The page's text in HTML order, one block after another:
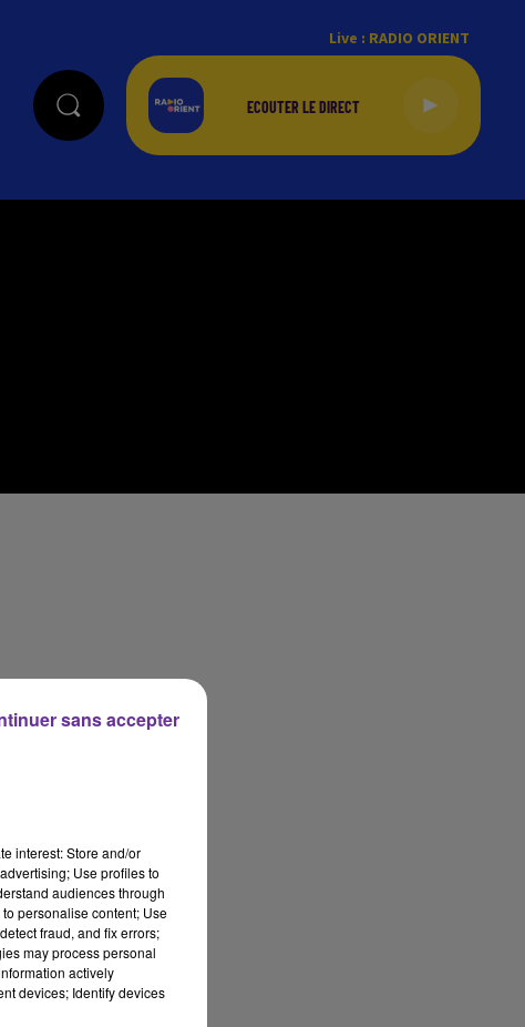
Live : RADIO ORIENT
interest: Store and/or
Use profiles to
audiences through
personalise content; Use
fraud, and fix errors;
may process personal
actively
devices; Identify devices
sans accepter